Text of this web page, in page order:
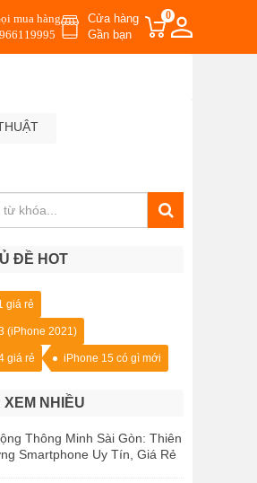
mua hàng
Cửa hàng
Gần bạn
0
ĐỀ HOT
giá rẻ
(iPhone 2021)
giá rẻ iPhone 15 có gì mới
XEM NHIỀU
Thông Minh Sài Gòn: Thiên
Smartphone Uy Tín, Giá Rẻ